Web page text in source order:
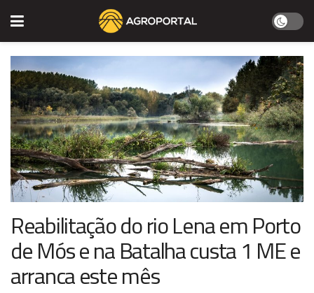
Reabilitação do rio Lena em Porto
de Mós e na Batalha custa 1 ME e
arranca este mês